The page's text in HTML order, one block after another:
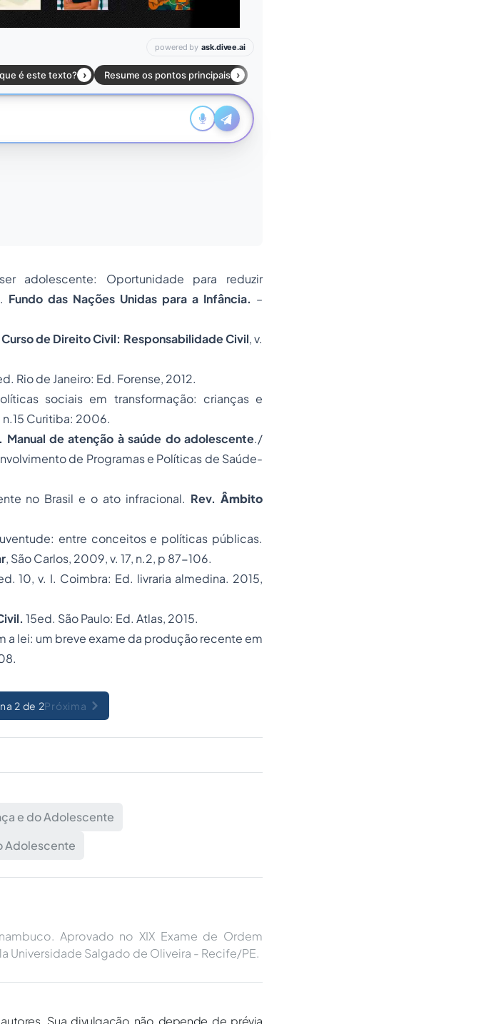
adolescente: Oportunidade para reduzir
Fundo das Nações Unidas para a Infância. –
de Direito Civil: Responsabilidade Civil, v.
Rio de Janeiro: Ed. Forense, 2012.
sociais em transformação: crianças e
n.15 Curitiba: 2006.
. Manual de atenção à saúde do adolescente./
de Programas e Políticas de Saúde-
no Brasil e o ato infracional. Rev.Âmbito
entre conceitos e políticas públicas.
, São Carlos, 2009, v. 17, n.2, p 87-106.
10, v. I. Coimbra: Ed. livraria almedina. 2015,
15ed. São Paulo: Ed. Atlas, 2015.
a lei: um breve exame da produção recente em
2 de 2Próxima
e do Adolescente
Adolescente
Aprovado no XIX Exame de Ordem
Universidade Salgado de Oliveira - Recife/PE.
Sua divulgação não depende de prévia